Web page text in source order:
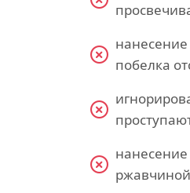
побелка
нанесение